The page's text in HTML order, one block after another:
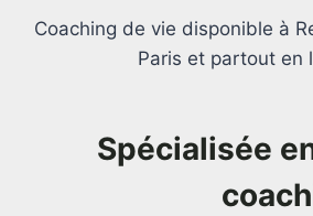
Coaching de vie disponible à
Paris et partout en
Spécialisée